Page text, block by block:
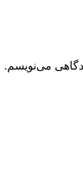
می‌نویسم.